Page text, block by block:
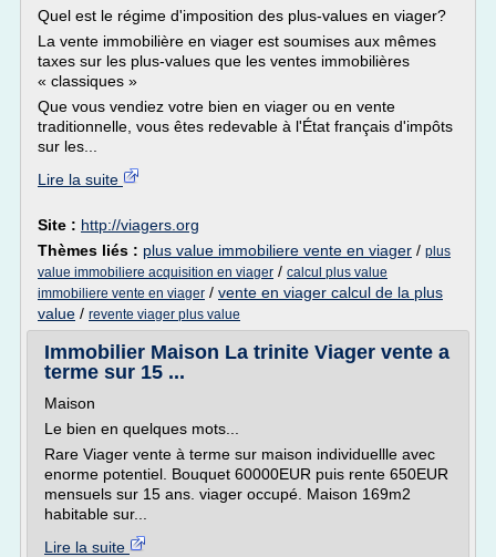
Quel est le régime d'imposition des plus-values en viager?
La vente immobilière en viager est soumises aux mêmes
taxes sur les plus-values que les ventes immobilières
« classiques »
Que vous vendiez votre bien en viager ou en vente
traditionnelle, vous êtes redevable à l'État français d'impôts
sur les...
Lire la suite
Site : http://viagers.org
Thèmes liés : plus value immobiliere vente en viager / plus
value immobiliere acquisition en viager / calcul plus value
immobiliere vente en viager / vente en viager calcul de la plus
value / revente viager plus value
Immobilier Maison La trinite Viager vente a
terme sur 15 ...
Maison
Le bien en quelques mots...
Rare Viager vente à terme sur maison individuellle avec
enorme potentiel. Bouquet 60000EUR puis rente 650EUR
mensuels sur 15 ans. viager occupé. Maison 169m2
habitable sur...
Lire la suite